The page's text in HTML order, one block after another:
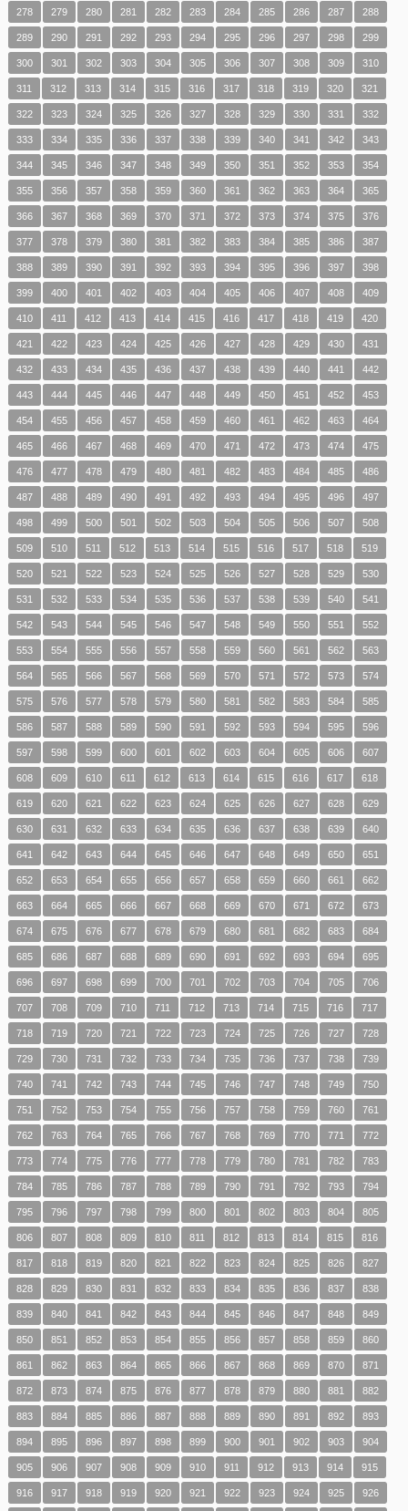
278 279 280 281 282 283 284 285 286 287 288
289 290 291 292 293 294 295 296 297 298 299
300 301 302 303 304 305 306 307 308 309 310
311 312 313 314 315 316 317 318 319 320 321
322 323 324 325 326 327 328 329 330 331 332
333 334 335 336 337 338 339 340 341 342 343
344 345 346 347 348 349 350 351 352 353 354
355 356 357 358 359 360 361 362 363 364 365
366 367 368 369 370 371 372 373 374 375 376
377 378 379 380 381 382 383 384 385 386 387
388 389 390 391 392 393 394 395 396 397 398
399 400 401 402 403 404 405 406 407 408 409
410 411 412 413 414 415 416 417 418 419 420
421 422 423 424 425 426 427 428 429 430 431
432 433 434 435 436 437 438 439 440 441 442
443 444 445 446 447 448 449 450 451 452 453
454 455 456 457 458 459 460 461 462 463 464
465 466 467 468 469 470 471 472 473 474 475
476 477 478 479 480 481 482 483 484 485 486
487 488 489 490 491 492 493 494 495 496 497
498 499 500 501 502 503 504 505 506 507 508
509 510 511 512 513 514 515 516 517 518 519
520 521 522 523 524 525 526 527 528 529 530
531 532 533 534 535 536 537 538 539 540 541
542 543 544 545 546 547 548 549 550 551 552
553 554 555 556 557 558 559 560 561 562 563
564 565 566 567 568 569 570 571 572 573 574
575 576 577 578 579 580 581 582 583 584 585
586 587 588 589 590 591 592 593 594 595 596
597 598 599 600 601 602 603 604 605 606 607
608 609 610 611 612 613 614 615 616 617 618
619 620 621 622 623 624 625 626 627 628 629
630 631 632 633 634 635 636 637 638 639 640
641 642 643 644 645 646 647 648 649 650 651
652 653 654 655 656 657 658 659 660 661 662
663 664 665 666 667 668 669 670 671 672 673
674 675 676 677 678 679 680 681 682 683 684
685 686 687 688 689 690 691 692 693 694 695
696 697 698 699 700 701 702 703 704 705 706
707 708 709 710 711 712 713 714 715 716 717
718 719 720 721 722 723 724 725 726 727 728
729 730 731 732 733 734 735 736 737 738 739
740 741 742 743 744 745 746 747 748 749 750
751 752 753 754 755 756 757 758 759 760 761
762 763 764 765 766 767 768 769 770 771 772
773 774 775 776 777 778 779 780 781 782 783
784 785 786 787 788 789 790 791 792 793 794
795 796 797 798 799 800 801 802 803 804 805
806 807 808 809 810 811 812 813 814 815 816
817 818 819 820 821 822 823 824 825 826 827
828 829 830 831 832 833 834 835 836 837 838
839 840 841 842 843 844 845 846 847 848 849
850 851 852 853 854 855 856 857 858 859 860
861 862 863 864 865 866 867 868 869 870 871
872 873 874 875 876 877 878 879 880 881 882
883 884 885 886 887 888 889 890 891 892 893
894 895 896 897 898 899 900 901 902 903 904
905 906 907 908 909 910 911 912 913 914 915
916 917 918 919 920 921 922 923 924 925 926